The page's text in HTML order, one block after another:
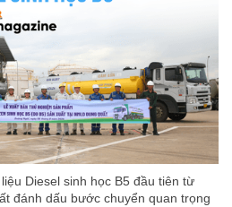
Diesel sinh học B5 đầu tiên từ
đánh dấu bước chuyển quan trọng